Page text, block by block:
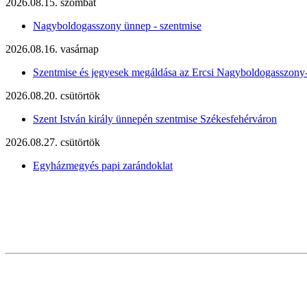
2026.08.15. szombat
Nagyboldogasszony ünnep - szentmise
2026.08.16. vasárnap
Szentmise és jegyesek megáldása az Ercsi
2026.08.20. csütörtök
Szent István király ünnepén szentmise Székesfehérváron
2026.08.27. csütörtök
Egyházmegyés papi zarándoklat